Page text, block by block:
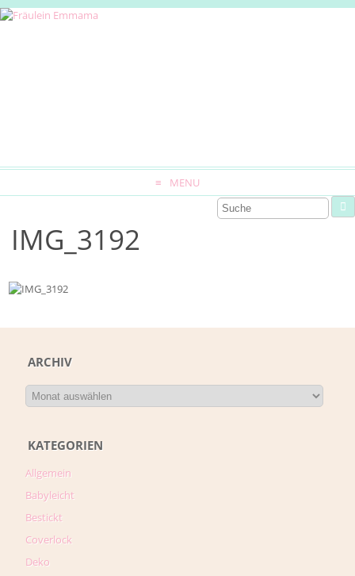
MENU
IMG_3192
ARCHIV
KATEGORIEN
Allgemein
Babyleicht
Bestickt
Coverlock
Deko